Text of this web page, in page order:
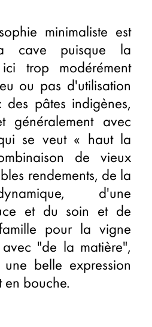
minimaliste est
cave puisque la
trop modérément
ou pas d'utilisation
des pâtes indigènes,
généralement avec
se veut « haut la
de vieux
rendements, de la
d'une
et du soin et de
pour la vigne
"de la matière",
belle expression
en bouche.